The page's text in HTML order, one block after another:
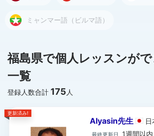
ミャンマー語（ビルマ語）
福島県で個人レッスンが
一覧
登録人数合計 175 人
更新済み!
Alyasin先生 日
1週間以内